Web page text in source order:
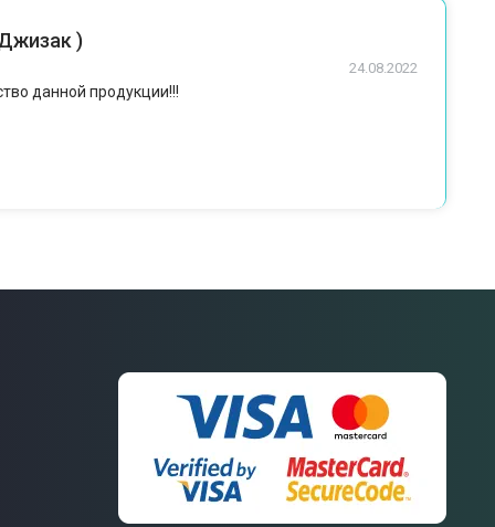
)
24.08.2022
данной продукции!!!
Связаться